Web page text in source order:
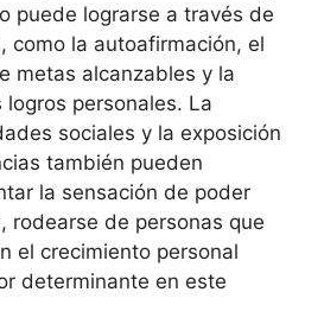
puede lograrse a través de
como la autoafirmación, el
metas alcanzables y la
personales. La
sociales y la exposición
también pueden
la sensación de poder
rodearse de personas que
el crecimiento personal
determinante en este